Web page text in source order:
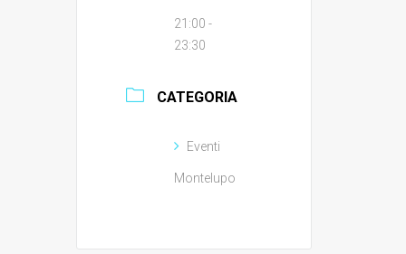
21:00 -
23:30
CATEGORIA
Eventi
Montelupo